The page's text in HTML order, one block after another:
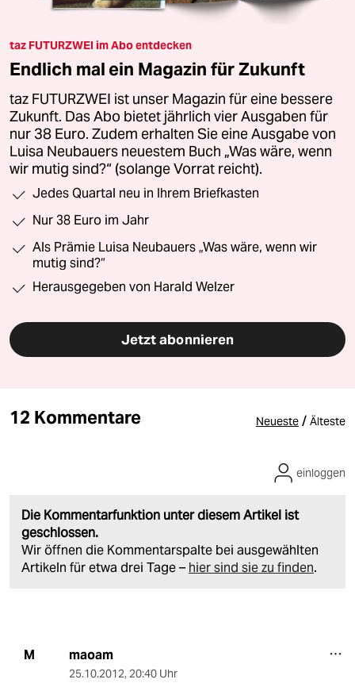
taz FUTURZWEI im Abo entdecken
Endlich mal ein Magazin für Zukunft
taz FUTURZWEI ist unser Magazin für eine bessere
Zukunft. Das Abo bietet jährlich vier Ausgaben für
nur 38 Euro. Zudem erhalten Sie eine Ausgabe von
Luisa Neubauers neuestem Buch „Was wäre, wenn
wir mutig sind?“ (solange Vorrat reicht).
Jedes Quartal neu in Ihrem Briefkasten
Nur 38 Euro im Jahr
Als Prämie Luisa Neubauers „Was wäre, wenn wir
mutig sind?“
Herausgegeben von Harald Welzer
Jetzt abonnieren
12 Kommentare Neueste / Älteste
Die Kommentarfunktion unter diesem Artikel ist
geschlossen.
Wir öffnen die Kommentarspalte bei ausgewählten
Artikeln für etwa drei Tage – hier sind sie zu finden.
einloggen
M maoam
25.10.2012, 20:40 Uhr